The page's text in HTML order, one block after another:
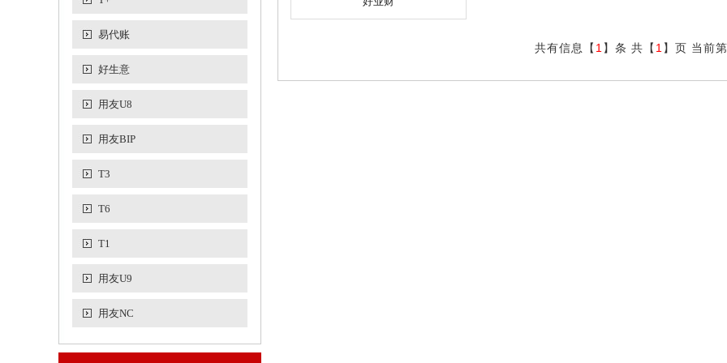
易代账
好生意
用友U8
用友BIP
T3
T6
T1
用友U9
用友NC
共有信息【 1 】条 共【 1 】页 当前